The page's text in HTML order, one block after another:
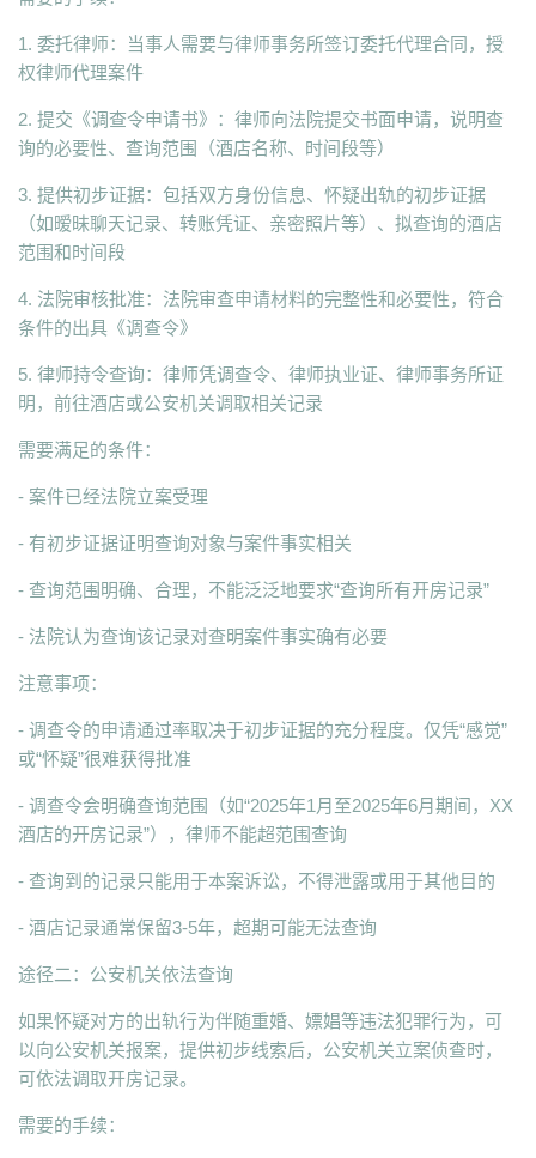
1. 委托律师：当事人需要与律师事务所签订委托代理合同，授
权律师代理案件
2. 提交《调查令申请书》：律师向法院提交书面申请，说明查
询的必要性、查询范围（酒店名称、时间段等）
3. 提供初步证据：包括双方身份信息、怀疑出轨的初步证据
（如暧昧聊天记录、转账凭证、亲密照片等）、拟查询的酒店
范围和时间段
4. 法院审核批准：法院审查申请材料的完整性和必要性，符合
条件的出具《调查令》
5. 律师持令查询：律师凭调查令、律师执业证、律师事务所证
明，前往酒店或公安机关调取相关记录
需要满足的条件：
- 案件已经法院立案受理
- 有初步证据证明查询对象与案件事实相关
- 查询范围明确、合理，不能泛泛地要求“查询所有开房记录”
- 法院认为查询该记录对查明案件事实确有必要
注意事项：
- 调查令的申请通过率取决于初步证据的充分程度。仅凭“感觉”
或“怀疑”很难获得批准
- 调查令会明确查询范围（如“2025年1月至2025年6月期间，XX
酒店的开房记录”），律师不能超范围查询
- 查询到的记录只能用于本案诉讼，不得泄露或用于其他目的
- 酒店记录通常保留3-5年，超期可能无法查询
途径二：公安机关依法查询
如果怀疑对方的出轨行为伴随重婚、嫖娼等违法犯罪行为，可
以向公安机关报案，提供初步线索后，公安机关立案侦查时，
可依法调取开房记录。
需要的手续：